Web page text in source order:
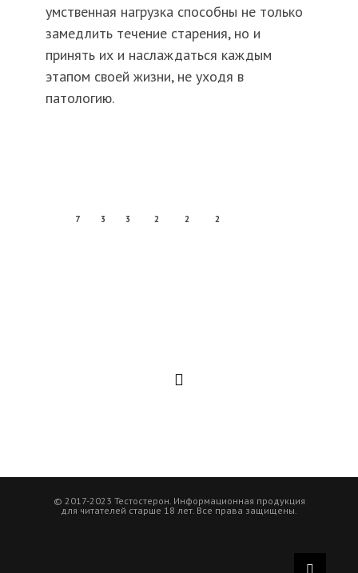
умственная нагрузка способны не только
замедлить течение старения, но и
принять их и наслаждаться каждым
этапом своей жизни, не уходя в
патологию.
7 3 3 2 2 2
© 2017-2023 Тестостерон. Информационная продукция
для читателей старше 18 лет. Все права защищены.